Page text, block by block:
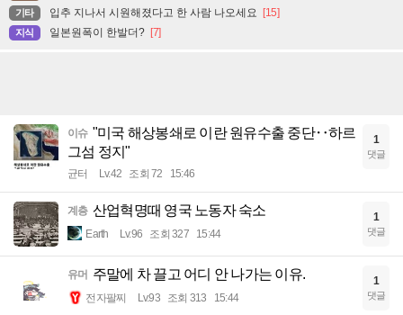
기타 입추 지나서 시원해졌다고 한 사람 나오세요 [15]
지식 일본원폭이 한발더? [7]
이슈 "미국 해상봉쇄로 이란 원유수출 중단‥하르
그섬 정지"
균터 Lv.42 조회 72 15:46
1
댓글
계층 산업혁명때 영국 노동자 숙소
Earth Lv.96 조회 327 15:44
1
댓글
유머 주말에 차 끌고 어디 안 나가는 이유.
전자팔찌 Lv.93 조회 313 15:44
1
댓글